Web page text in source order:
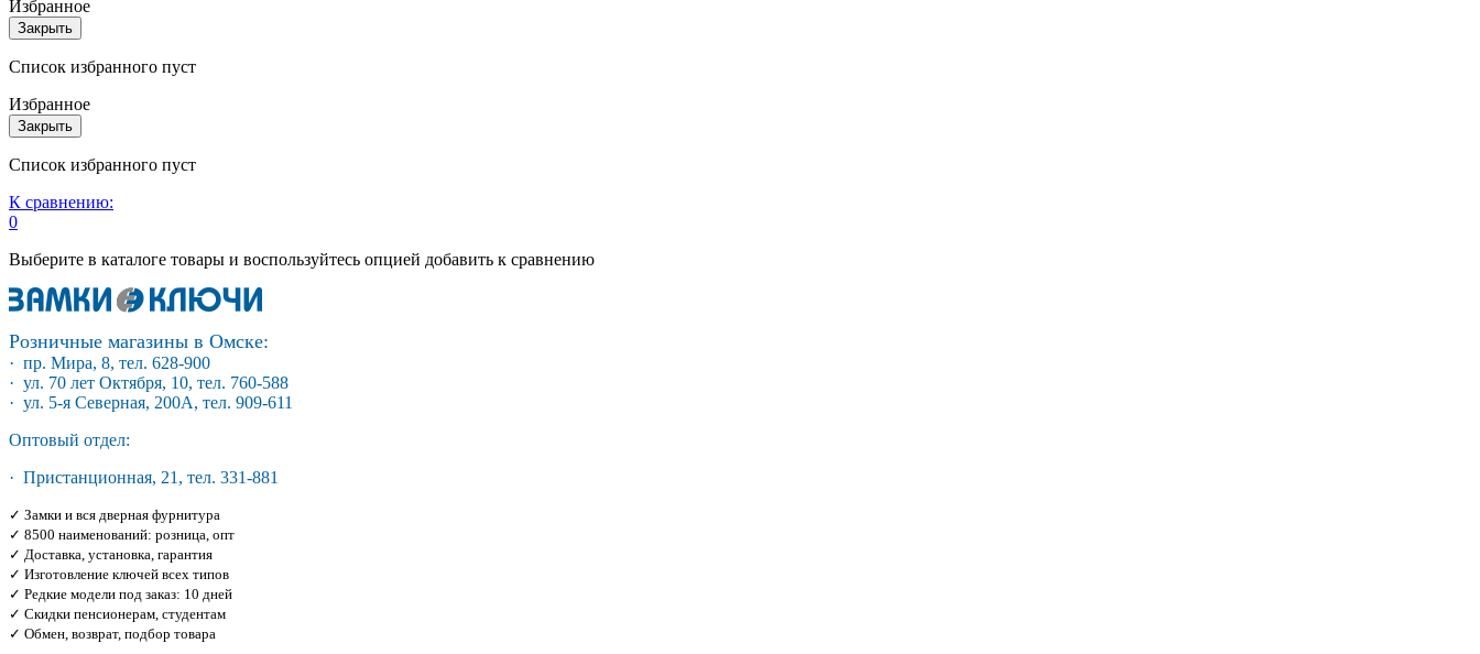
Избранное
Закрыть
Список избранного пуст
Избранное
Закрыть
Список избранного пуст
К сравнению:
0
Выберите в каталоге товары и воспользуйтесь опцией добавить к сравнению
Розничные магазины в Омске:
· пр. Мира, 8, тел. 628-900
· ул. 70 лет Октября, 10, тел. 760-588
· ул. 5-я Северная, 200А, тел. 909-611
Оптовый отдел:
· Пристанционная, 21, тел. 331-881
✓ Замки и вся дверная фурнитура
✓ 8500 наименований: розница, опт
✓ Доставка, установка, гарантия
✓ Изготовление ключей всех типов
✓ Редкие модели под заказ: 10 дней
✓ Скидки пенсионерам, студентам
✓ Обмен, возврат, подбор товара